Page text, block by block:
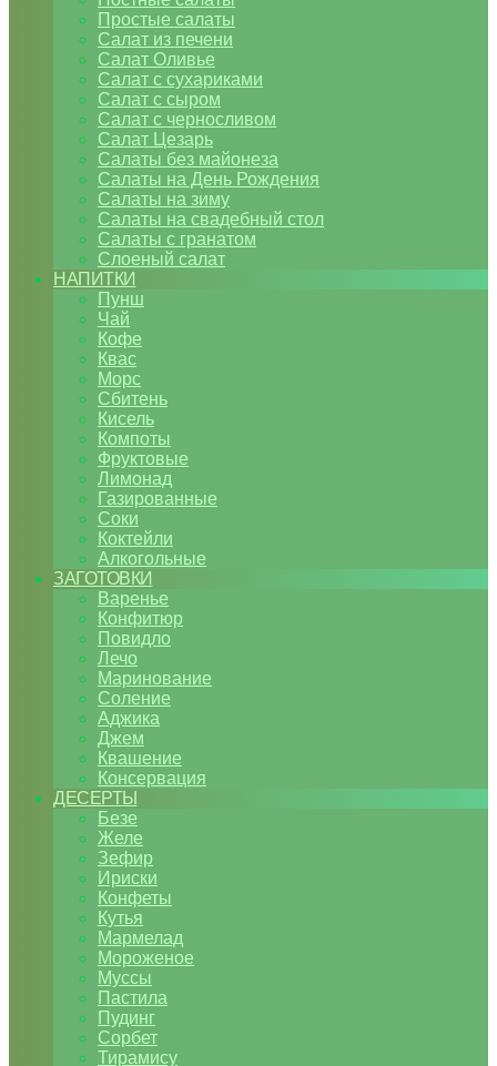
Простые салаты
Салат из печени
Салат Оливье
Салат с сухариками
Салат с сыром
Салат с черносливом
Салат Цезарь
Салаты без майонеза
Салаты на День Рождения
Салаты на зиму
Салаты на свадебный стол
Салаты с гранатом
Слоеный салат
НАПИТКИ
Пунш
Чай
Кофе
Квас
Морс
Сбитень
Кисель
Компоты
Фруктовые
Лимонад
Газированные
Соки
Коктейли
Алкогольные
ЗАГОТОВКИ
Варенье
Конфитюр
Повидло
Лечо
Маринование
Соление
Аджика
Джем
Квашение
Консервация
ДЕСЕРТЫ
Безе
Желе
Зефир
Ириски
Конфеты
Кутья
Мармелад
Мороженое
Муссы
Пастила
Пудинг
Сорбет
Тирамису